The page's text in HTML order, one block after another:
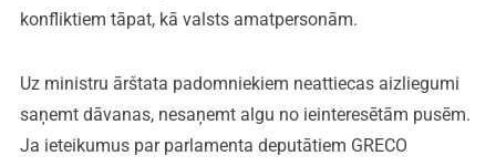
konfliktiem tāpat, kā valsts amatpersonām.
Uz ministru ārštata padomniekiem neattiecas aizliegumi
saņemt dāvanas, nesaņemt algu no ieinteresētām pusēm.
Ja ieteikumus par parlamenta deputātiem GRECO